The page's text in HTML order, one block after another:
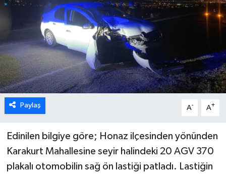
Paylaş A- A+
Edinilen bilgiye göre; Honaz ilçesinden yönünden
Karakurt Mahallesine seyir halindeki 20 AGV 370
plakalı otomobilin sağ ön lastiği patladı. Lastiğin
RESMİ REKLAM